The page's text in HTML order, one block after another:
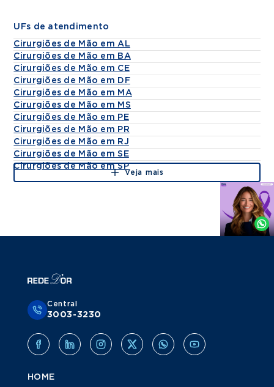
UFs de atendimento
Cirurgiões de Mão em AL
Cirurgiões de Mão em BA
Cirurgiões de Mão em CE
Cirurgiões de Mão em DF
Cirurgiões de Mão em MA
Cirurgiões de Mão em MS
Cirurgiões de Mão em PE
Cirurgiões de Mão em PR
Cirurgiões de Mão em RJ
Cirurgiões de Mão em SE
Cirurgiões de Mão em SP
Veja mais
Agende
Whatsapp
Central
3003-3230
HOME